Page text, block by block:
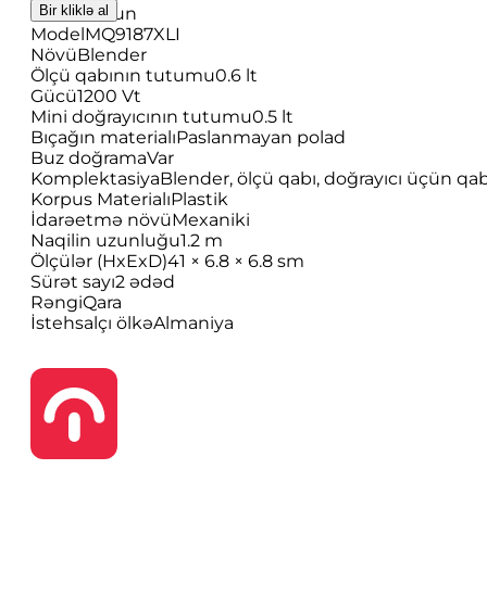
Bir kliklə al
BrendBraun
ModelMQ9187XLI
NövüBlender
Ölçü qabının tutumu0.6 lt
Gücü1200 Vt
Mini doğrayıcının tutumu0.5 lt
Bıçağın materialıPaslanmayan polad
Buz doğramaVar
KomplektasiyaBlender, ölçü qabı, doğrayıcı üçün
Korpus MaterialıPlastik
İdarəetmə növüMexaniki
Naqilin uzunluğu1.2 m
Ölçülər (HxExD)41 × 6.8 × 6.8 sm
Sürət sayı2 ədəd
RəngiQara
İstehsalçı ölkəAlmaniya